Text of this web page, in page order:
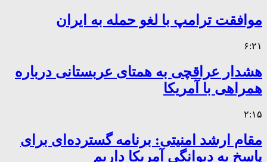
موافقت ترامپ با لغو حمله به ایران
۶:۲۱
هشدار عراقچی به همتای عربستانی درباره
همراهی با آمریکا
۲:۱۵
مقام ارشد امنیتی: برنامه گسترده‌ای برای
پاسخ به دیوانگی آمریکا داریم